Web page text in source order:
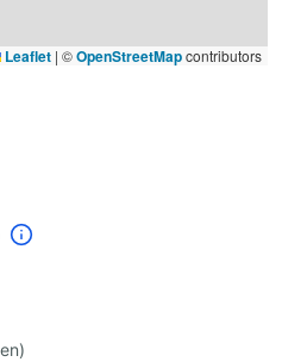
Leaflet | ©OpenStreetMapcontributors